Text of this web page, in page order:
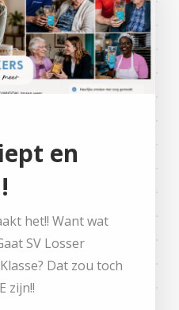
en
het!! Want wat
SV Losser
Dat zou toch
zijn!!